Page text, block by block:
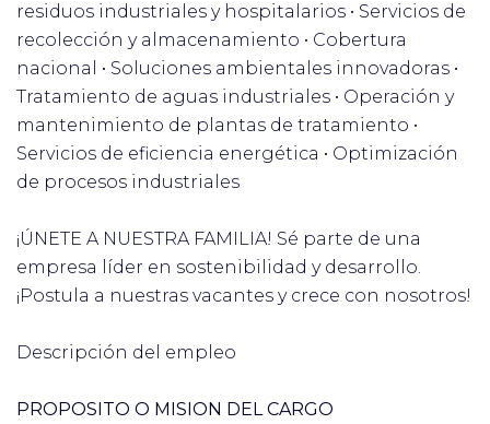
residuos industriales y hospitalarios • Servicios de
recolección y almacenamiento • Cobertura
nacional • Soluciones ambientales innovadoras •
Tratamiento de aguas industriales • Operación y
mantenimiento de plantas de tratamiento •
Servicios de eficiencia energética • Optimización
de procesos industriales
¡ÚNETE A NUESTRA FAMILIA! Sé parte de una
empresa líder en sostenibilidad y desarrollo.
¡Postula a nuestras vacantes y crece con nosotros!
Descripción del empleo
PROPOSITO O MISION DEL CARGO